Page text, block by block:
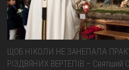
ЩОБ НІКОЛИ НЕ ЗАНЕПАЛА
РІЗДВЯНИХ ВЕРТЕПІВ – Святіший